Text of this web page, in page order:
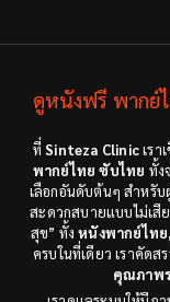
ดูหนังฟรี พากย์
ที่Sinteza Clinicเรา
พากย์ไทย ซับไทย ทั้ง
เลือกอันดับต้นๆ สำหรั
สะดวกสบายแบบไม่เสี
สุข” ทั้งหนังพากย์ไท
ครบในที่เดียว เราคัดส
คุณภาพ